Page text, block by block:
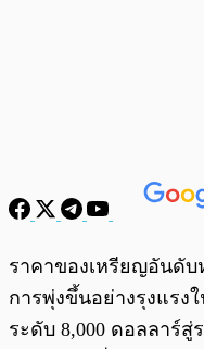
พร้อมเล่น
ราคาของเหรียญอันดับ
การพุ่งขึ้นอย่างรุงแรง
ระดับ 8,000 ดอลลาร์สู่